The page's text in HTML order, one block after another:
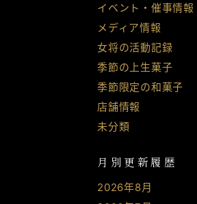
イベント・催事情報
メディア情報
女将の活動記録
季節の上生菓子
季節限定の和菓子
店舗情報
未分類
月別更新履歴
2026年8月